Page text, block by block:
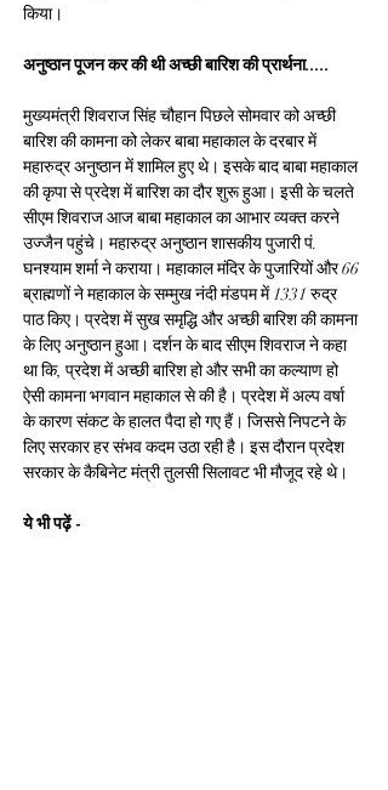
किया।
अनुष्ठान पूजन कर की थी अच्छी बारिश की प्रार्थना.....
मुख्यमंत्री शिवराज सिंह चौहान पिछले सोमवार को अच्छी
बारिश की कामना को लेकर बाबा महाकाल के दरबार में
महारुद्र अनुष्ठान में शामिल हुए थे। इसके बाद बाबा महाकाल
की कृपा से प्रदेश में बारिश का दौर शुरू हुआ। इसी के चलते
सीएम शिवराज आज बाबा महाकाल का आभार व्यक्त करने
उज्जैन पहुंचे। महारुद्र अनुष्ठान शासकीय पुजारी पं.
घनश्याम शर्मा ने कराया। महाकाल मंदिर के पुजारियों और 66
ब्राह्मणों ने महाकाल के सम्मुख नंदी मंडपम में 1331 रुद्र
पाठ किए। प्रदेश में सुख समृद्धि और अच्छी बारिश की कामना
के लिए अनुष्ठान हुआ। दर्शन के बाद सीएम शिवराज ने कहा
था कि, प्रदेश में अच्छी बारिश हो और सभी का कल्याण हो
ऐसी कामना भगवान महाकाल से की है। प्रदेश में अल्प वर्षा
के कारण संकट के हालत पैदा हो गए हैं। जिससे निपटने के
लिए सरकार हर संभव कदम उठा रही है। इस दौरान प्रदेश
सरकार के कैबिनेट मंत्री तुलसी सिलावट भी मौजूद रहे थे।
ये भी पढ़ें -